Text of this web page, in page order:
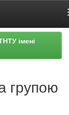
імені
групою